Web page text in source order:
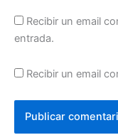
Recibir un email
entrada.
Recibir un email